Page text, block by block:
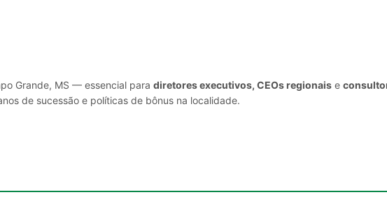
Grande, MS — essencial para diretores executivos, CEOs regionais e
de sucessão e políticas de bônus na localidade.